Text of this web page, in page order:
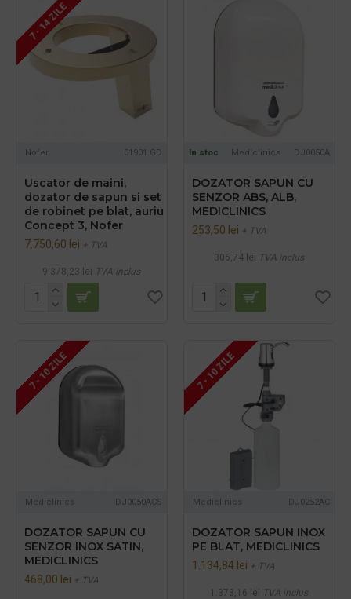
7 - 14 ZILE
Nofer 01901.GD
Uscator de maini,
dozator de sapun si set
de robinet pe blat, auriu
Concept 3, Nofer
7.750,60 lei + TVA
9.378,23 lei TVA inclus
In stoc Mediclinics DJ0050A
DOZATOR SAPUN CU
SENZOR ABS, ALB,
MEDICLINICS
253,50 lei + TVA
306,74 lei TVA inclus
7 - 10 ZILE
Mediclinics DJ0050ACS
DOZATOR SAPUN CU
SENZOR INOX SATIN,
MEDICLINICS
468,00 lei + TVA
7 - 10 ZILE
Mediclinics DJ0252AC
DOZATOR SAPUN INOX
PE BLAT, MEDICLINICS
1.134,84 lei + TVA
1.373,16 lei TVA inclus